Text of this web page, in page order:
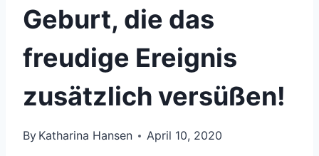
Geburt, die das
freudige Ereignis
zusätzlich versüßen!
By Katharina Hansen April 10, 2020